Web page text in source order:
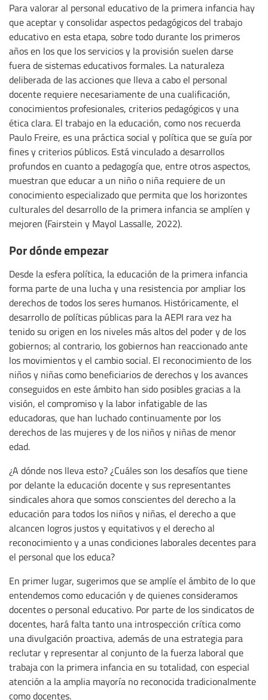
Para valorar al personal educativo de la primera infancia hay
que aceptar y consolidar aspectos pedagógicos del trabajo
educativo en esta etapa, sobre todo durante los primeros
años en los que los servicios y la provisión suelen darse
fuera de sistemas educativos formales. La naturaleza
deliberada de las acciones que lleva a cabo el personal
docente requiere necesariamente de una cualificación,
conocimientos profesionales, criterios pedagógicos y una
ética clara. El trabajo en la educación, como nos recuerda
Paulo Freire, es una práctica social y política que se guía por
fines y criterios públicos. Está vinculado a desarrollos
profundos en cuanto a pedagogía que, entre otros aspectos,
muestran que educar a un niño o niña requiere de un
conocimiento especializado que permita que los horizontes
culturales del desarrollo de la primera infancia se amplíen y
mejoren (Fairstein y Mayol Lassalle, 2022).
Por dónde empezar
Desde la esfera política, la educación de la primera infancia
forma parte de una lucha y una resistencia por ampliar los
derechos de todos los seres humanos. Históricamente, el
desarrollo de políticas públicas para la AEPI rara vez ha
tenido su origen en los niveles más altos del poder y de los
gobiernos; al contrario, los gobiernos han reaccionado ante
los movimientos y el cambio social. El reconocimiento de los
niños y niñas como beneficiarios de derechos y los avances
conseguidos en este ámbito han sido posibles gracias a la
visión, el compromiso y la labor infatigable de las
educadoras, que han luchado continuamente por los
derechos de las mujeres y de los niños y niñas de menor
edad.
¿A dónde nos lleva esto? ¿Cuáles son los desafíos que tiene
por delante la educación docente y sus representantes
sindicales ahora que somos conscientes del derecho a la
educación para todos los niños y niñas, el derecho a que
alcancen logros justos y equitativos y el derecho al
reconocimiento y a unas condiciones laborales decentes para
el personal que los educa?
En primer lugar, sugerimos que se amplíe el ámbito de lo que
entendemos como educación y de quienes consideramos
docentes o personal educativo. Por parte de los sindicatos de
docentes, hará falta tanto una introspección crítica como
una divulgación proactiva, además de una estrategia para
reclutar y representar al conjunto de la fuerza laboral que
trabaja con la primera infancia en su totalidad, con especial
atención a la amplia mayoría no reconocida tradicionalmente
como docentes.